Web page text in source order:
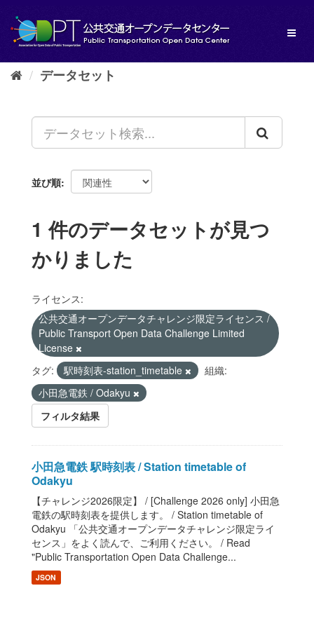
し
データセット
並び順
1 件のデータセットが見つ
かりました
ライセンス:
公共交通オープンデータチャレンジ限定ライセンス /
Public Transport Open Data Challenge Limited
License
タグ:
駅時刻表-station_timetable
組織:
小田急電鉄 / Odakyu
フィルタ結果
小田急電鉄 駅時刻表 / Station timetable of
Odakyu
【チャレンジ2026限定】 / [Challenge 2026 only] 小田急
電鉄の駅時刻表を提供します。 / Station timetable of
Odakyu 「公共交通オープンデータチャレンジ限定ライ
センス」をよく読んで、ご利用ください。 / Read
"Public Transportation Open Data Challenge...
JSON